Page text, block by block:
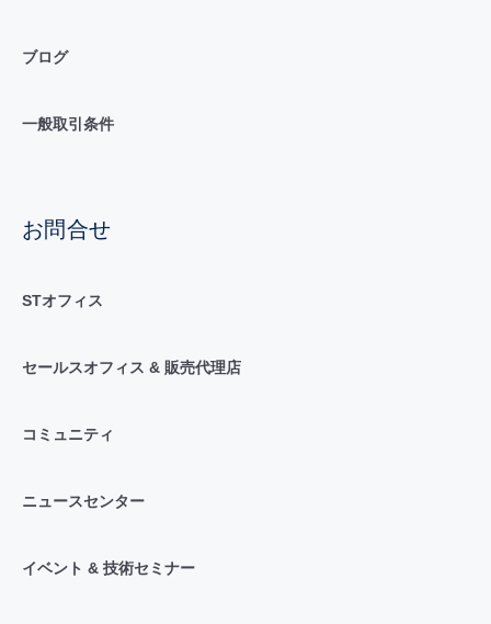
ブログ
一般取引条件
お問合せ
STオフィス
セールスオフィス & 販売代理店
コミュニティ
ニュースセンター
イベント & 技術セミナー